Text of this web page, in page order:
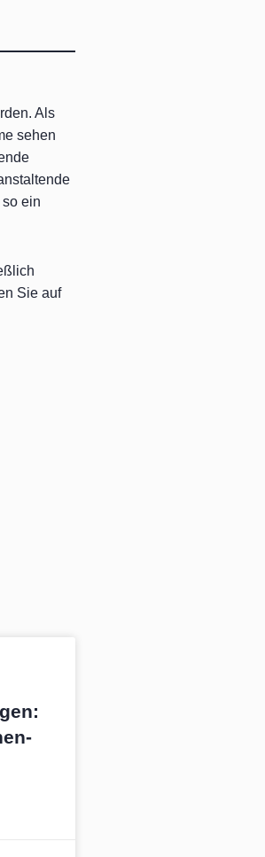
Als
sehen
ein
Sie auf